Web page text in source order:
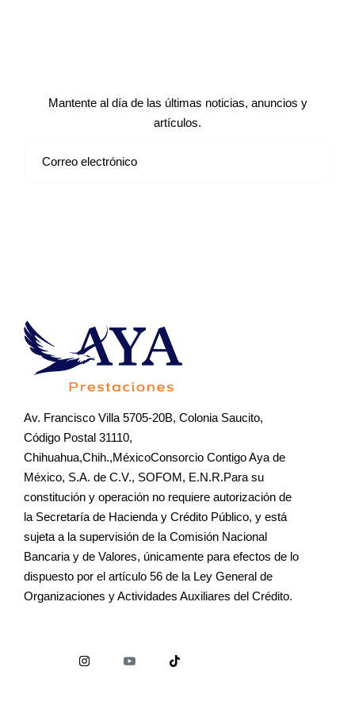
Mantente al día de las últimas noticias, anuncios y
artículos.
Av. Francisco Villa 5705-20B, Colonia Saucito,
Código Postal 31110,
Chihuahua,Chih.,MéxicoConsorcio Contigo Aya de
México, S.A. de C.V., SOFOM, E.N.R.Para su
constitución y operación no requiere autorización de
la Secretaría de Hacienda y Crédito Público, y está
sujeta a la supervisión de la Comisión Nacional
Bancaria y de Valores, únicamente para efectos de lo
dispuesto por el artículo 56 de la Ley General de
Organizaciones y Actividades Auxiliares del Crédito.